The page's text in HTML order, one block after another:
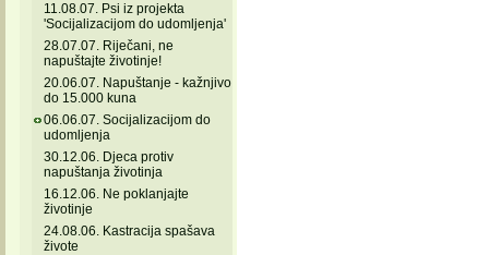
11.08.07. Psi iz projekta
'Socijalizacijom do udomljenja'
28.07.07. Riječani, ne
napuštajte životinje!
20.06.07. Napuštanje - kažnjivo
do 15.000 kuna
06.06.07. Socijalizacijom do
udomljenja
30.12.06. Djeca protiv
napuštanja životinja
16.12.06. Ne poklanjajte
životinje
24.08.06. Kastracija spašava
živote